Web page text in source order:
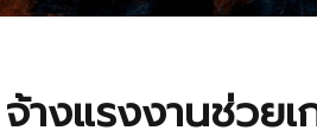
างแรงงานช่วย